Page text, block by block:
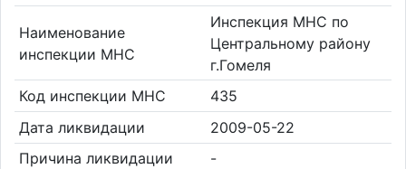
Наименование
инспекции МНС
Инспекция МНС по
Центральному району
г.Гомеля
Код инспекции МНС
435
Дата ликвидации
2009-05-22
Причина ликвидации
-